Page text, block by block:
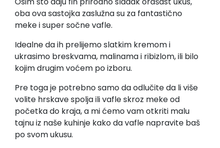
oba ova sastojka zaslužna su za fantastično
meke i super sočne vafle.
Idealne da ih prelijemo slatkim kremom i
ukrasimo breskvama, malinama i ribizlom, ili bilo
kojim drugim voćem po izboru.
Pre toga je potrebno samo da odlučite da li više
volite hrskave spolja ili vafle skroz meke od
početka do kraja, a mi ćemo vam otkriti malu
tajnu iz naše kuhinje kako da vafle napravite baš
po svom ukusu.